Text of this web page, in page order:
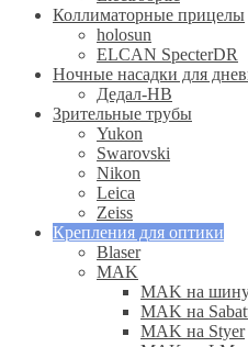
Коллиматорные прицелы
holosun
ELCAN SpecterDR
Ночные насадки для
Дедал-НВ
Зрительные трубы
Yukon
Swarovski
Nikon
Leica
Zeiss
Крепления для оптики
Blaser
MAK
MAK на
MAK на
MAK на Styer